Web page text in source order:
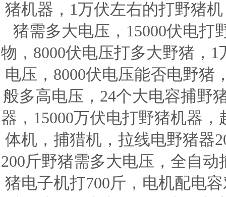
猪机器，1万伏左右的打野猪
猪需多大电压，15000伏电打
物，8000伏电压打多大野猪，
电压，8000伏电压能否电野猪
般多高电压，24个大电容捕野
器，15000万伏电打野猪机器
体机，捕猎机，拉线电野猪器
200斤野猪需多大电压，全自
猪电子机打700斤，电机配电